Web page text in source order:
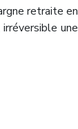
retraite en
une